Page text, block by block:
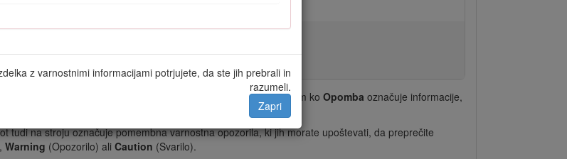
z varnostnimi informacijami potrjujete, da ste jih prebrali in
razumeli.
Zapri
opozarja na posebne tehnične informacije, medtem ko Opomba označuje informacije,
tudi na stroju označuje pomembna varnostna opozorila, ki jih morate upoštevati, da preprečite
Warning (Opozorilo) ali Caution (Svarilo).